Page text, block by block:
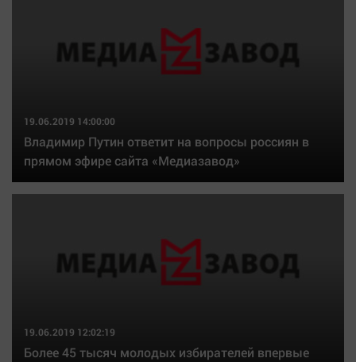
19.06.2019 14:00:00
Владимир Путин ответит на вопросы россиян в
прямом эфире сайта «Медиазавод»
19.06.2019 12:02:19
Более 45 тысяч молодых избирателей впервые